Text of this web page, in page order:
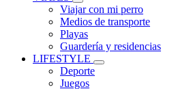
Viajar con mi perro
Medios de transporte
Playas
Guardería y residencias
LIFESTYLE
Deporte
Juegos